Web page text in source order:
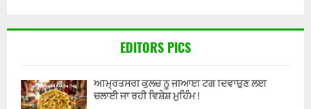
EDITORS PICS
ਅੰਮ੍ਰਿਤਸਰੀ ਕੁਲਚੇ ਨੂੰ ਜੀਆਈ ਟੈਗ ਦਿਵਾਉਣ ਲਈ
ਚਲਾਈ ਜਾ ਰਹੀ ਵਿਸ਼ੇਸ਼ ਮੁਹਿੰਮ !